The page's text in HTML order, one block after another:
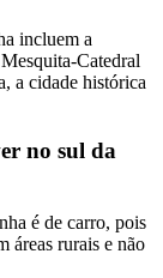
incluem a
Catedral
a cidade histórica
no sul da
é de carro, pois
áreas rurais e não